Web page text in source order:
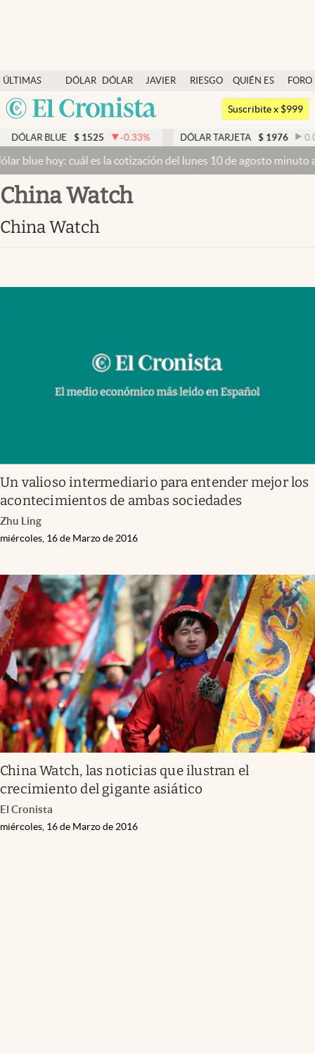
ÚLTIMAS
NOTICIAS
DÓLAR
DÓLAR
BLUE
JAVIER
RIESGO
QUIÉN ES
QUIÉN
FORO
Argentina
México
Dólar
Members
Economía y Política
Finanzas y Mercados
Mercados Online
Mediakit
abre en nueva pestaña
Suscribite x $999
BLUE $ 1525 -0.33% DÓLAR TARJETA $ 1976 0.00%
hoy: cuál es la cotización del lunes 10 de agosto minuto a
China Watch
China Watch
Un valioso intermediario para entender mejor los
acontecimientos de ambas sociedades
Zhu Ling
miércoles, 16 de Marzo de 2016
China Watch, las noticias que ilustran el
crecimiento del gigante asiático
El Cronista
miércoles, 16 de Marzo de 2016